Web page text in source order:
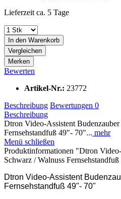
Lieferzeit ca. 5 Tage
In den Warenkorb
Vergleichen
Merken
Bewerten
Artikel-Nr.: 23772
Beschreibung Bewertungen 0
Beschreibung
Dtron Video-Assistent
Fernsehstandfuß 49"- 70"... mehr
Menü schließen
Produktinformationen "Dtron
Schwarz / Walnuss
Dtron Video-Assistent
Fernsehstandfuß 49"- 70"